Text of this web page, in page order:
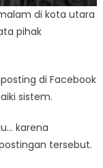
di kota utara
pihak
di Facebook
sistem.
karena
tersebut.